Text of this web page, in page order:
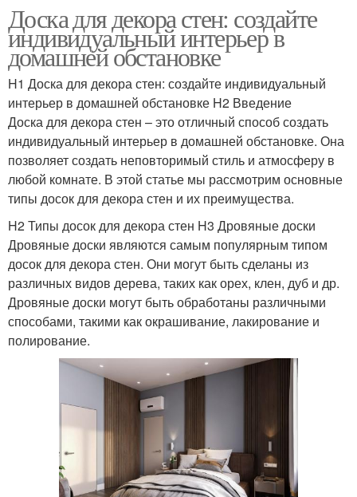
Доска для декора стен: создайте
индивидуальный интерьер в
домашней обстановке
H1 Доска для декора стен: создайте индивидуальный
интерьер в домашней обстановке H2 Введение
Доска для декора стен – это отличный способ создать
индивидуальный интерьер в домашней обстановке. Она
позволяет создать неповторимый стиль и атмосферу в
любой комнате. В этой статье мы рассмотрим основные
типы досок для декора стен и их преимущества.
H2 Типы досок для декора стен H3 Дровяные доски
Дровяные доски являются самым популярным типом
досок для декора стен. Они могут быть сделаны из
различных видов дерева, таких как орех, клен, дуб и др.
Дровяные доски могут быть обработаны различными
способами, такими как окрашивание, лакирование и
полирование.